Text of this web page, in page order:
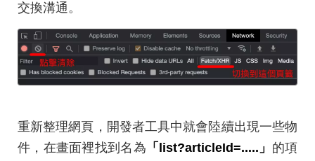
交換溝通。
重新整理網頁，開發者工具中就會陸續出現一些物
件，在畫面裡找到名為 「list?articleId=.....」 的項